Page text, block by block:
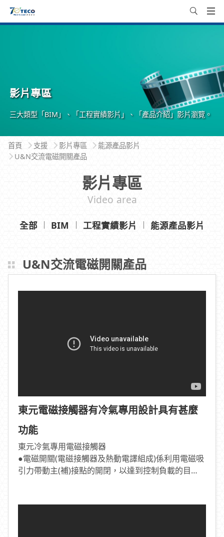
影片專區
三大類型「BIM」、「工程實績影片」、「產品介紹」影片瀏覽。
首頁 支援 影片專區
能源產品影片
U&N交流電磁開關產品
影片專區
Video area
全部 BIM 工程實績影片 能源產品影片
U&N交流電磁開關產品
東元電磁接觸器有冷氣專用設計具有甚麼
功能
東元冷氣專用電磁接觸器
●電磁開關(電磁接觸器及熱動電譯組成)係利用電磁吸
引力帶動主(補)接點的開閉，以達到控制負載的目
器，各種工廠設備等負載之控制開關，但因本身電磁